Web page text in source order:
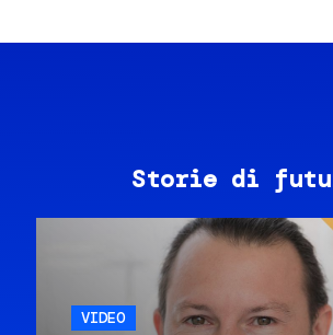
Storie di
VIDEO